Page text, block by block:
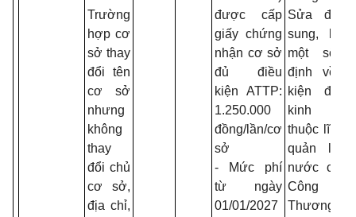
Trường
hợp cơ
sở thay
đổi tên
cơ sở
nhưng
không
thay
đổi chủ
cơ sở,
địa chỉ,
được cấp
giấy chứng
nhận cơ sở
đủ điều
kiện ATTP:
1.250.000
đồng/lần/cơ
sở
- Mức phí
từ ngày
01/01/2027
Sửa đổi,
sung, bãi
một số
định về
kiện đầu
kinh
thuộc lĩnh
quản lý
nước của
Công
Thương;